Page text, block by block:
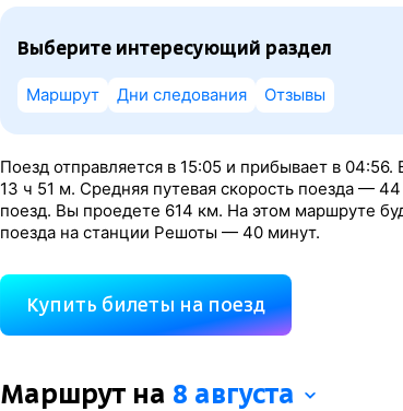
Выберите интересующий раздел
Маршрут Дни следования Отзывы
Поезд отправляется в 15:05 и прибывает в
13 ч 51 м. Средняя путевая скорость поезда —
поезд. Вы проедете 614 км. На этом маршруте
поезда на станции Решоты — 40 минут.
Купить билеты на поезд
Маршрут на 8 августа